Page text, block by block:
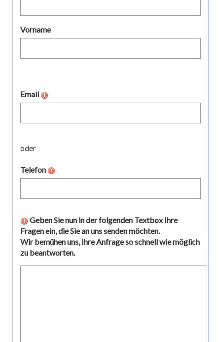
Vorname
Email
oder
Telefon
Geben Sie nun in der folgenden Textbox Ihre
Fragen ein, die Sie an uns senden möchten.
Wir bemühen uns, Ihre Anfrage so schnell wie möglich
zu beantworten.